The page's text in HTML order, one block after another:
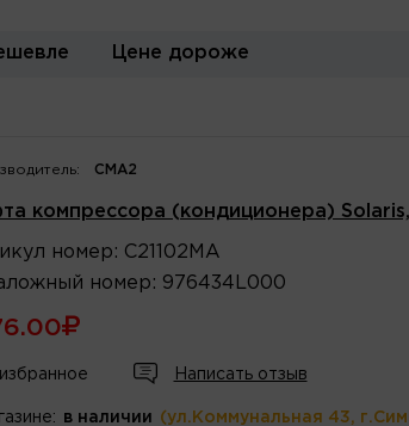
Цене дороже
CMA2
компрессора (кондиционера)
номер : C21102MA
номер : 976434L000
Написать отзыв
в наличии (ул.Коммунальная 43,